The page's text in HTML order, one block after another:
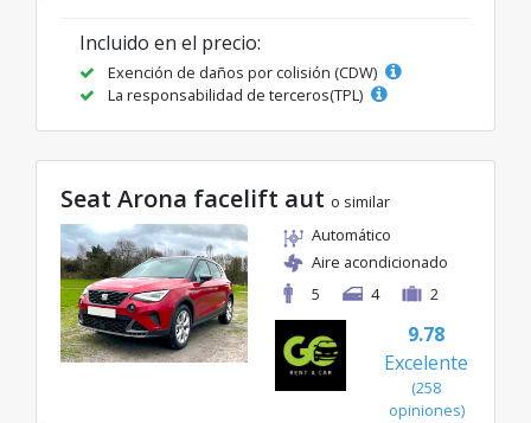
Incluido en el precio:
Exención de daños por colisión (CDW)
La responsabilidad de terceros(TPL)
Seat Arona facelift aut o similar
Automático
Aire acondicionado
5
4 2
9.78
Excelente
(258
opiniones)